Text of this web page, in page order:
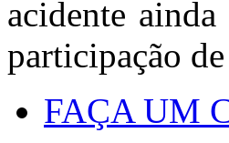
acidente
participação
FAÇA UM